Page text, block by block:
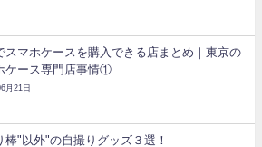
スマホケースを購入できる店まとめ｜東京の
ケース専門店事情①
月21日
棒"以外"の自撮りグッズ３選！